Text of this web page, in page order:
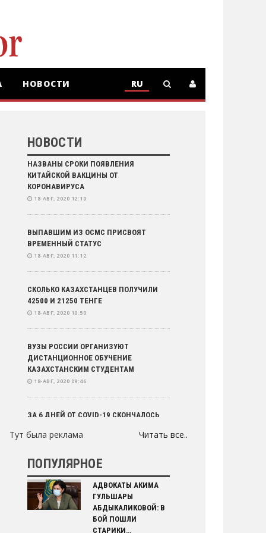
НОВОСТИ
RU
НОВОСТИ
НАЗВАНЫ СРОКИ ПОЯВЛЕНИЯ
КИТАЙСКОЙ ВАКЦИНЫ ОТ
КОРОНАВИРУСА
18-АВГ, 2020 12:10
ВЫПАВШИМ ИЗ ОСМС ПРИСВОЯТ
ВРЕМЕННЫЙ СТАТУС
18-АВГ, 2020 11:12
СКОЛЬКО КАЗАХСТАНЦЕВ ПОЛУЧИЛИ
42500 И 21250 ТЕНГЕ
18-АВГ, 2020 10:50
ВУЗЫ РОССИИ ОРГАНИЗУЮТ
ДИСТАНЦИОННОЕ ОБУЧЕНИЕ
КАЗАХСТАНСКИМ СТУДЕНТАМ
18-АВГ, 2020 09:46
ЗА 6 ДНЕЙ ОТ COVID-19 СКОНЧАЛОСЬ
18-АВГ, 2020 09:30
КОРОНАВИРУСНОЙ ПНЕВМОНИИ В
КАЗАХСТАНЕ ЗА СУТКИ
18-АВГ, 2020 09:00
Читать все..
Тут была реклама
ПОПУЛЯРНОЕ
АДВОКАТЫ АКИМА
ГУЛЬШАРЫ
АБДЫКАЛИКОВОЙ: В
БОЙ ПОШЛИ
СТАРИКИ…